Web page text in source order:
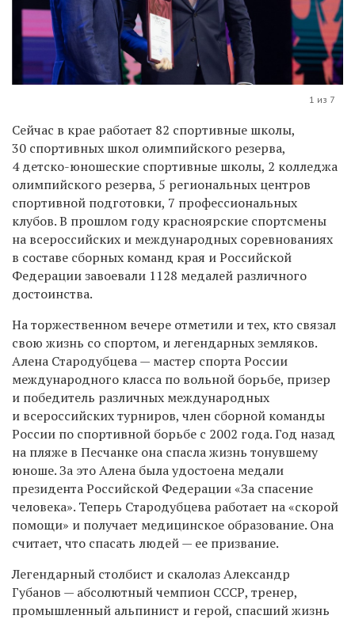
1 из 7
Сейчас в крае работает 82 спортивные школы,
30 спортивных школ олимпийского резерва,
4 детско-юношеские спортивные школы, 2 колледжа
олимпийского резерва, 5 региональных центров
спортивной подготовки, 7 профессиональных
клубов. В прошлом году красноярские спортсмены
на всероссийских и международных соревнованиях
в составе сборных команд края и Российской
Федерации завоевали 1128 медалей различного
достоинства.
На торжественном вечере отметили и тех, кто связал
свою жизнь со спортом, и легендарных земляков.
Алена Стародубцева — мастер спорта России
международного класса по вольной борьбе, призер
и победитель различных международных
и всероссийских турниров, член сборной команды
России по спортивной борьбе с 2002 года. Год назад
на пляже в Песчанке она спасла жизнь тонувшему
юноше. За это Алена была удостоена медали
президента Российской Федерации «За спасение
человека». Теперь Стародубцева работает на «скорой
помощи» и получает медицинское образование. Она
считает, что спасать людей — ее призвание.
Легендарный столбист и скалолаз Александр
Губанов — абсолютный чемпион СССР, тренер,
промышленный альпинист и герой, спасший жизнь